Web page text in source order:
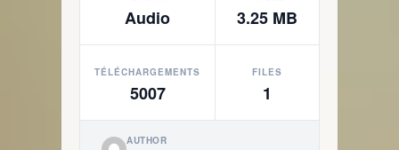
Audio 3.25 MB
TÉLÉCHARGEMENTS
5007
FILES
1
AUTHOR